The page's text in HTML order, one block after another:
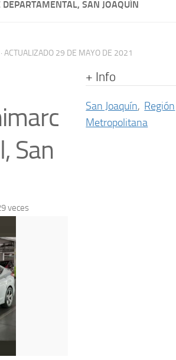
SAN JOAQUÍN
· ACTUALIZADO 29 DE MAYO DE 2021
San
veces
+ Info
San Joaquín, Región
Metropolitana